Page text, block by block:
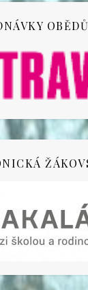
OBĚDŮ